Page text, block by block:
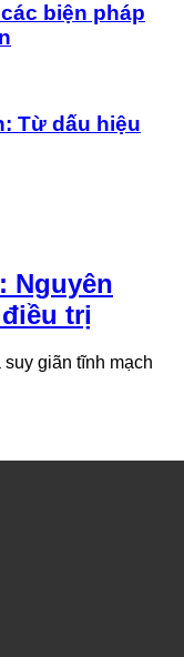
biện pháp
Từ dấu hiệu
Nguyên
trị
giãn tĩnh mạch